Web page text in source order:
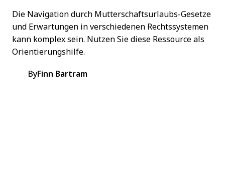
Die Navigation durch Mutterschaftsurlaubs-Gesetze
und Erwartungen in verschiedenen Rechtssystemen
kann komplex sein. Nutzen Sie diese Ressource als
Orientierungshilfe.
ByFinn Bartram